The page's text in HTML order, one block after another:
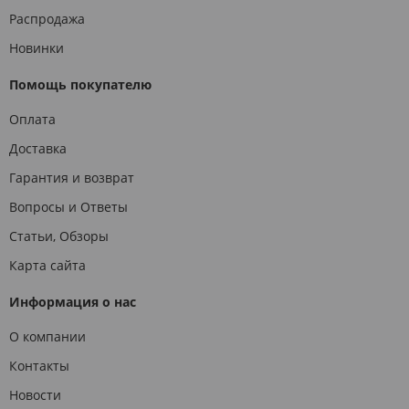
Распродажа
Новинки
Помощь покупателю
Оплата
Доставка
Гарантия и возврат
Вопросы и Ответы
Статьи, Обзоры
Карта сайта
Информация о нас
О компании
Контакты
Новости